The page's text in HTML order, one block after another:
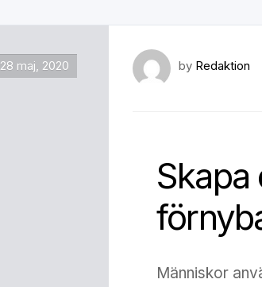
28 maj, 2020 by Redaktion
Människor